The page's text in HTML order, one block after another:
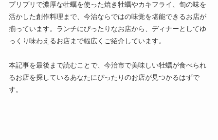
プリプリで濃厚な牡蠣を使った焼き牡蠣やカキフライ、旬の味を
活かした創作料理まで、今治ならではの味覚を堪能できるお店が
揃っています。ランチにぴったりなお店から、ディナーとしてゆ
っくり味わえるお店まで幅広くご紹介しています。
本記事を最後まで読むことで、今治市で美味しい牡蠣が食べられ
るお店を探しているあなたにぴったりのお店が見つかるはずで
す。